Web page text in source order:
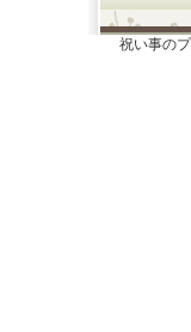
祝い事の